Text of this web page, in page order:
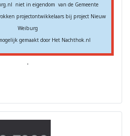
niet in eigendom van de Gemeente
projectontwikkelaars bij project Nieuw
Weiburg
gemaakt door Het Nachthok.nl
.